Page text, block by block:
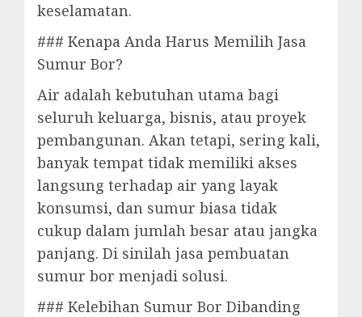
keselamatan.
### Kenapa Anda Harus Memilih Jasa
Sumur Bor?
Air adalah kebutuhan utama bagi
seluruh keluarga, bisnis, atau proyek
pembangunan. Akan tetapi, sering kali,
banyak tempat tidak memiliki akses
langsung terhadap air yang layak
konsumsi, dan sumur biasa tidak
cukup dalam jumlah besar atau jangka
panjang. Di sinilah jasa pembuatan
sumur bor menjadi solusi.
### Kelebihan Sumur Bor Dibanding